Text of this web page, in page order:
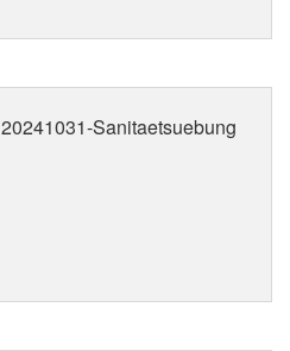
20241031-Sanitaetsuebung